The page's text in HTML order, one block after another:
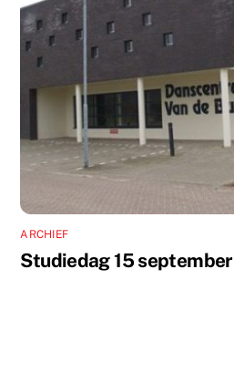
ARCHIEF
Studiedag 15 september